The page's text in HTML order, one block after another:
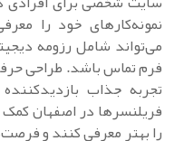
نمونه‌کارهای خود را
می‌تواند شامل رزومه
فرم تماس باشد. طراحی
تجربه جذاب
فریلنسرها در اصفهان
را بهتر معرفی کنند و